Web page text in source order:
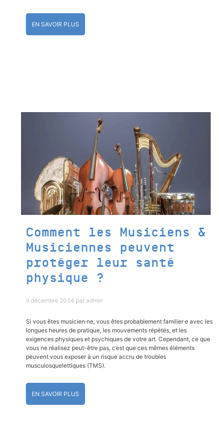
EN SAVOIR PLUS
Comment les Musiciens &
Musiciennes peuvent
protéger leur santé
physique ?
9 décembre 2024 par admin
Si vous êtes musicien·ne, vous êtes probablement familier·e avec les
longues heures de pratique, les mouvements répétés, et les
exigences physiques et psychiques de votre art. Cependant, ce que
vous ne réalisez peut-être pas, c’est que ces mêmes éléments
peuvent vous exposer à un risque accru de troubles
musculosquelettiques (TMS).
EN SAVOIR PLUS